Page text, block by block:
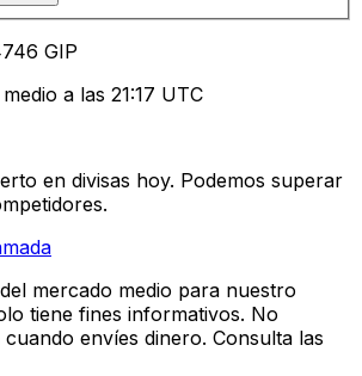
GIP
a las 21:17 UTC
en divisas hoy. Podemos superar
mercado medio para nuestro
tiene fines informativos. No
envíes dinero. Consulta las